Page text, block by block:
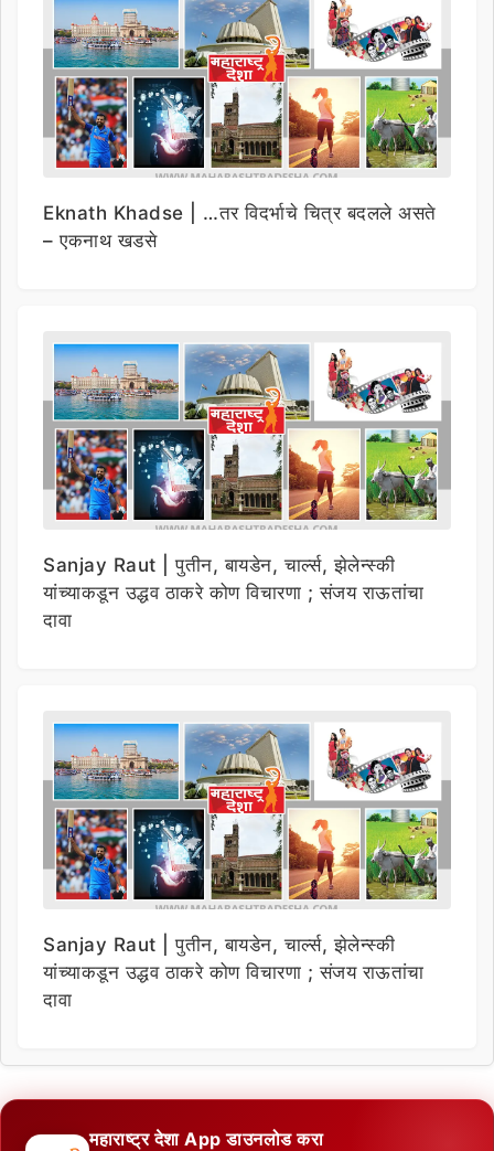
Eknath Khadse | …तर विदर्भाचे चित्र बदलले असते
– एकनाथ खडसे
Sanjay Raut | पुतीन, बायडेन, चार्ल्स, झेलेन्स्की
यांच्याकडून उद्धव ठाकरे कोण विचारणा ; संजय राऊतांचा
दावा
Sanjay Raut | पुतीन, बायडेन, चार्ल्स, झेलेन्स्की
यांच्याकडून उद्धव ठाकरे कोण विचारणा ; संजय राऊतांचा
दावा
महाराष्ट्र देशा App डाउनलोड करा